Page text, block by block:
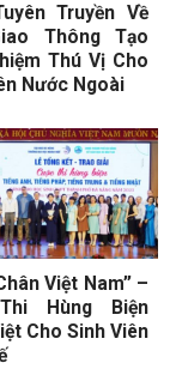
Truyền Về
Thông Tạo
Thú Vị Cho
Nước Ngoài
Việt Nam” –
Hùng Biện
Cho Sinh Viên